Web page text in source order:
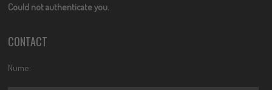
Could not authenticate you.
CONTACT
Nume: